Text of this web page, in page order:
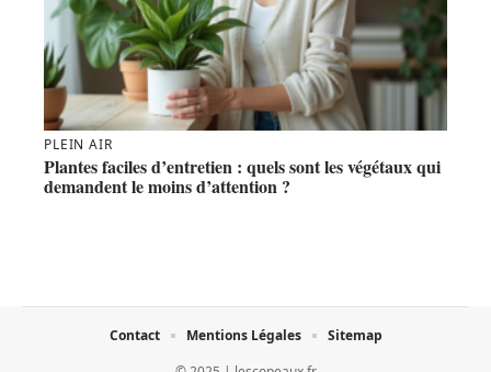
PLEIN AIR
Plantes faciles d’entretien : quels sont les végétaux qui
demandent le moins d’attention ?
Contact Mentions Légales Sitemap